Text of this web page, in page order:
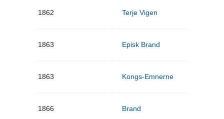
1862 Terje Vigen
1863 Episk Brand
1863 Kongs-Emnerne
1866 Brand